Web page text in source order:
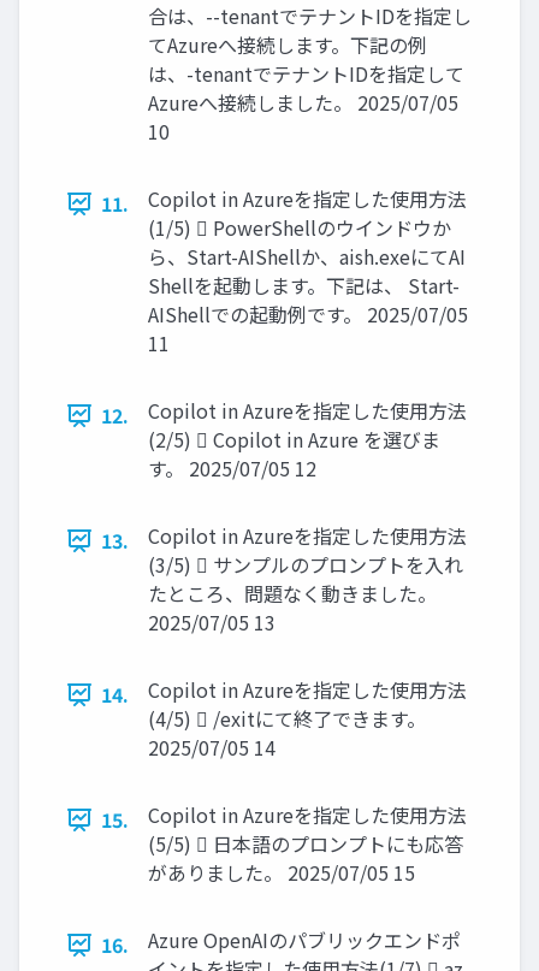
合は、--tenantでテナントIDを指定し
てAzureへ接続します。下記の例
は、-tenantでテナントIDを指定して
Azureへ接続しました。 2025/07/05
10
11.
Copilot in Azureを指定した使用方法
(1/5)  PowerShellのウインドウか
ら、Start-AIShellか、aish.exeにてAI
Shellを起動します。下記は、 Start-
AIShellでの起動例です。 2025/07/05
11
12.
Copilot in Azureを指定した使用方法
(2/5)  Copilot in Azure を選びま
す。 2025/07/05 12
13.
Copilot in Azureを指定した使用方法
(3/5)  サンプルのプロンプトを入れ
たところ、問題なく動きました。
2025/07/05 13
14.
Copilot in Azureを指定した使用方法
(4/5)  /exitにて終了できます。
2025/07/05 14
15.
Copilot in Azureを指定した使用方法
(5/5)  日本語のプロンプトにも応答
がありました。 2025/07/05 15
16.
Azure OpenAIのパブリックエンドポ